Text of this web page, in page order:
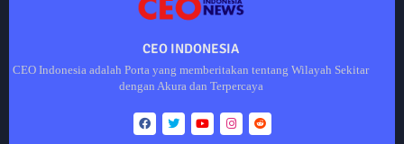
CEO INDONESIA
CEO Indonesia adalah Porta yang memberitakan tentang Wilayah Sekitar
dengan Akura dan Terpercaya